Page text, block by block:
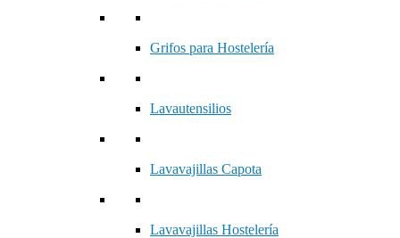
Grifos para Hostelería
Lavautensilios
Lavavajillas Capota
Lavavajillas Hostelería